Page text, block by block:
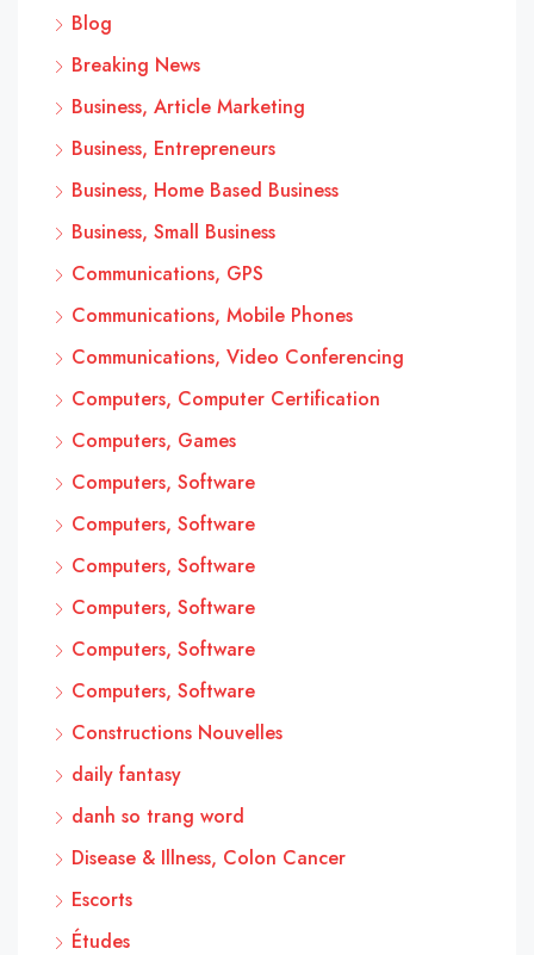
Blog
Breaking News
Business, Article Marketing
Business, Entrepreneurs
Business, Home Based Business
Business, Small Business
Communications, GPS
Communications, Mobile Phones
Communications, Video Conferencing
Computers, Computer Certification
Computers, Games
Computers, Software
Computers, Software
Computers, Software
Computers, Software
Computers, Software
Computers, Software
Constructions Nouvelles
daily fantasy
danh so trang word
Disease & Illness, Colon Cancer
Escorts
Études